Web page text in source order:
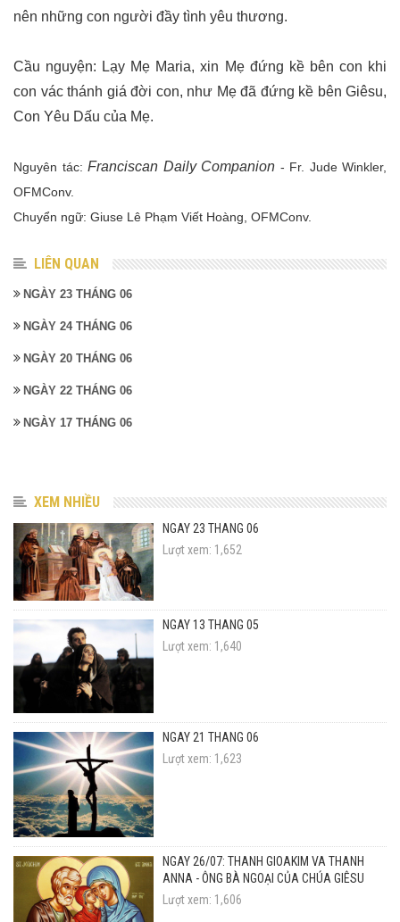
nên những con người đầy tình yêu thương.
Cầu nguyện: Lạy Mẹ Maria, xin Mẹ đứng kề bên con khi
con vác thánh giá đời con, như Mẹ đã đứng kề bên Giêsu,
Con Yêu Dấu của Mẹ.
Nguyên tác: Franciscan Daily Companion - Fr. Jude Winkler,
OFMConv.
Chuyển ngữ: Giuse Lê Phạm Viết Hoàng, OFMConv.
LIÊN QUAN
NGÀY 23 THÁNG 06
NGÀY 24 THÁNG 06
NGÀY 20 THÁNG 06
NGÀY 22 THÁNG 06
NGÀY 17 THÁNG 06
XEM NHIỀU
NGÀY 23 THÁNG 06
Lượt xem: 1,652
NGÀY 13 THÁNG 05
Lượt xem: 1,640
NGÀY 21 THÁNG 06
Lượt xem: 1,623
NGÀY 26/07: THÁNH GIOAKIM VÀ THÁNH
ANNA - ÔNG BÀ NGOẠI CỦA CHÚA GIÊSU
Lượt xem: 1,606